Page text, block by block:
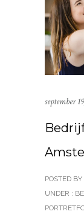
september
POSTED
UNDER :